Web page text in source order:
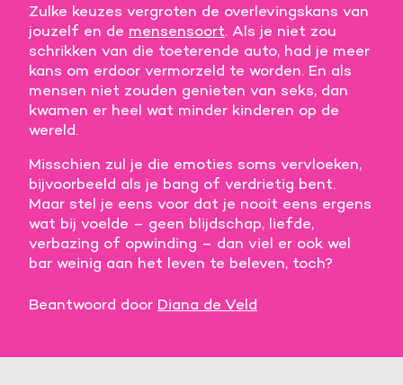
Zulke keuzes vergroten de overlevingskans van
jouzelf en de mensensoort. Als je niet zou
schrikken van die toeterende auto, had je meer
kans om erdoor vermorzeld te worden. En als
mensen niet zouden genieten van seks, dan
kwamen er heel wat minder kinderen op de
wereld.
Misschien zul je die emoties soms vervloeken,
bijvoorbeeld als je bang of verdrietig bent.
Maar stel je eens voor dat je nooit eens ergens
wat bij voelde – geen blijdschap, liefde,
verbazing of opwinding – dan viel er ook wel
bar weinig aan het leven te beleven, toch?
Beantwoord door Diana de Veld